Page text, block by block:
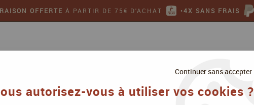
OFFERTE À PARTIR DE 75€ D'ACHAT •4X SANS FRAIS
Continuer sans accepter
autorisez-vous à utiliser vos cookies ?